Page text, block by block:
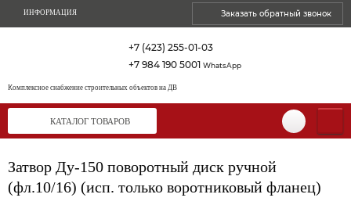
ИНФОРМАЦИЯ Заказать обратный звонок
Комплексное снабжение строительных объектов на ДВ
+7 (423) 255-01-03
+7 984 190 5001 WhatsApp
КАТАЛОГ ТОВАРОВ
Затвор Ду-150 поворотный диск ручной
(фл.10/16) (исп. только воротниковый фланец)